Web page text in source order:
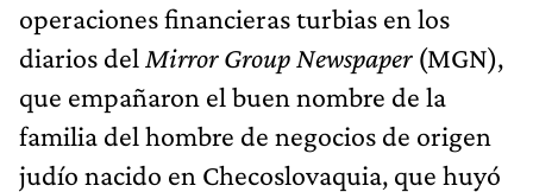
operaciones financieras turbias en los
diarios del Mirror Group Newspaper(MGN),
que empañaron el buen nombre de la
familia del hombre de negocios de origen
judío nacido en Checoslovaquia, que huyó